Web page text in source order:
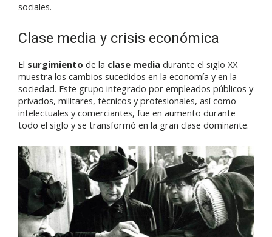
sociales.
Clase media y crisis económica
El surgimiento de la clase media durante el siglo XX
muestra los cambios sucedidos en la economía y en la
sociedad. Este grupo integrado por empleados públicos y
privados, militares, técnicos y profesionales, así como
intelectuales y comerciantes, fue en aumento durante
todo el siglo y se transformó en la gran clase dominante.